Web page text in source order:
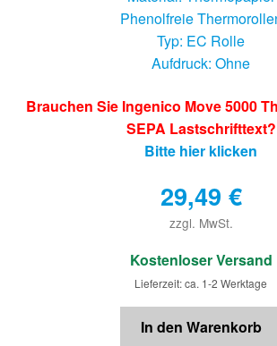
Phenolfreie
Typ: EC Rolle
Aufdruck: Ohne
Brauchen Sie Ingenico Move 5000
SEPA Lastschrifttext?
Bitte hier klicken
29,49 €
zzgl. MwSt.
€
Kostenloser Versand
Lieferzeit: ca. 1-2 Werktage
In den Warenkorb